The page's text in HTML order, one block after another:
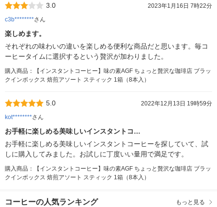
3.0
2023年1月16日 7時22分
c3b********さん
楽しめます。
それぞれの味わいの違いを楽しめる便利な商品だと思います。毎コ
ーヒータイムに選択するという贅沢が加わりました。
購入商品：【インスタントコーヒー】味の素AGF ちょっと贅沢な珈琲店 ブラッ
クインボックス 焙煎アソート スティック 1箱（8本入）
5.0
2022年12月13日 19時59分
kot********さん
お手軽に楽しめる美味しいインスタントコ…
お手軽に楽しめる美味しいインスタントコーヒーを探していて、試
しに購入してみました。お試しに丁度いい量用で満足です。
購入商品：【インスタントコーヒー】味の素AGF ちょっと贅沢な珈琲店 ブラッ
クインボックス 焙煎アソート スティック 1箱（8本入）
コーヒーの人気ランキング もっと見る